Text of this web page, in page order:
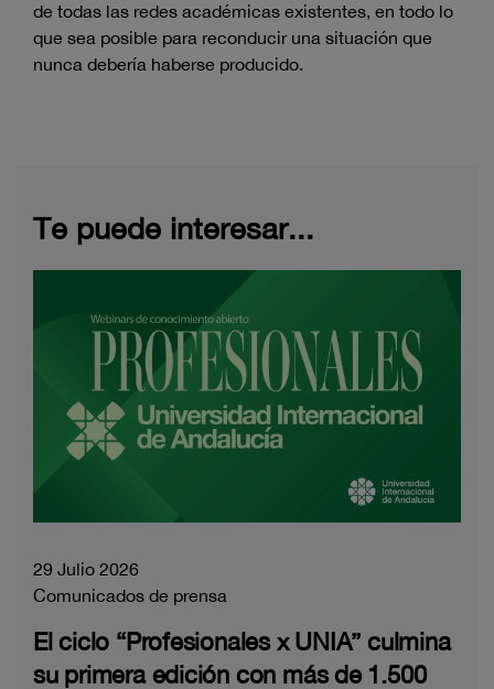
de todas las redes académicas existentes, en todo lo
que sea posible para reconducir una situación que
nunca debería haberse producido.
Te puede interesar...
29 Julio 2026
Comunicados de prensa
El ciclo “Profesionales x UNIA” culmina
su primera edición con más de 1.500